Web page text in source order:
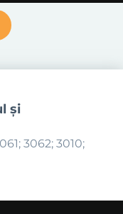
şi
3062; 3010;